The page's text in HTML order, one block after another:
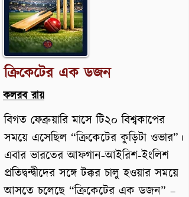
ক্রিকেটের এক ডজন
কলরব রায়
বিগত ফেব্রুয়ারি মাসে টি২০ বিশ্বকাপের
সময়ে এসেছিল “ক্রিকেটের কুড়িটা ওভার”।
এবার ভারতের আফগান-আইরিশ-ইংলিশ
প্রতিদ্বন্দ্বীদের সঙ্গে টক্কর চালু হওয়ার সময়ে
আসতে চলেছে “ক্রিকেটের এক ডজন” –